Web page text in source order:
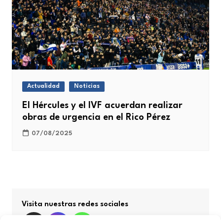
Actualidad Noticias
El Hércules y el IVF acuerdan realizar
obras de urgencia en el Rico Pérez
07/08/2025
Visita nuestras redes sociales